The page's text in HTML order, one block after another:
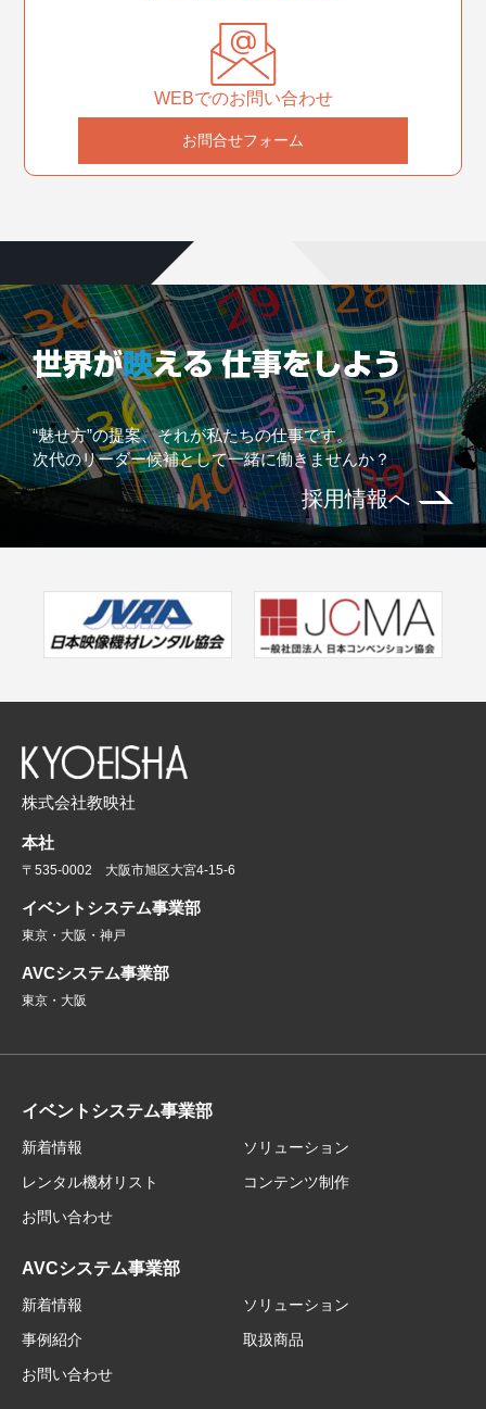
WEBでのお問い合わせ
お問合せフォーム
“魅せ方”の提案、それが私たちの仕事です。
次代のリーダー候補として一緒に働きませんか？
採用情報へ
株式会社教映社
本社
〒535-0002 大阪市旭区大宮4-15-6
イベントシステム事業部
東京・大阪・神戸
AVCシステム事業部
東京・大阪
イベントシステム事業部
新着情報
ソリューション
レンタル機材リスト
コンテンツ制作
お問い合わせ
AVCシステム事業部
新着情報
ソリューション
事例紹介
取扱商品
お問い合わせ